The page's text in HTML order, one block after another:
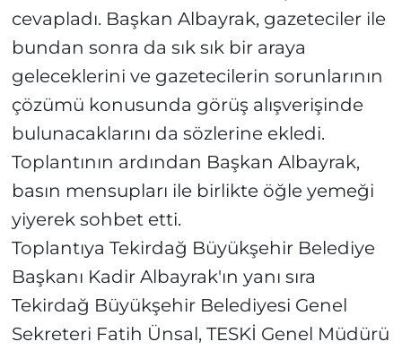
cevapladı. Başkan Albayrak, gazeteciler ile
bundan sonra da sık sık bir araya
geleceklerini ve gazetecilerin sorunlarının
çözümü konusunda görüş alışverişinde
bulunacaklarını da sözlerine ekledi.
Toplantının ardından Başkan Albayrak,
basın mensupları ile birlikte öğle yemeği
yiyerek sohbet etti.
Toplantıya Tekirdağ Büyükşehir Belediye
Başkanı Kadir Albayrak'ın yanı sıra
Tekirdağ Büyükşehir Belediyesi Genel
Sekreteri Fatih Ünsal, TESKİ Genel Müdürü